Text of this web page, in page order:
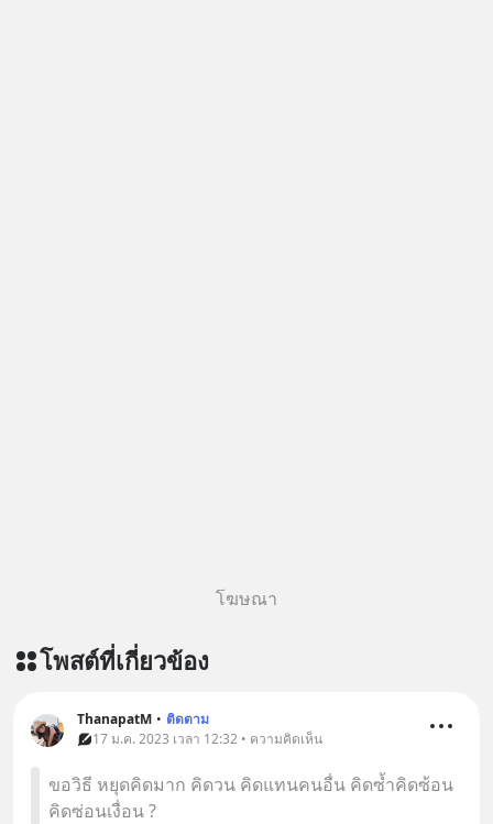
โฆษณา
โพสต์ที่เกี่ยวข้อง
ThanapatM • ติดตาม
17 ม.ค. 2023 เวลา 12:32 • ความคิดเห็น
ขอวิธี หยุดคิดมาก คิดวน คิดแทนคนอื่น คิดซ้ำคิดซ้อน
คิดซ่อนเงื่อน ?